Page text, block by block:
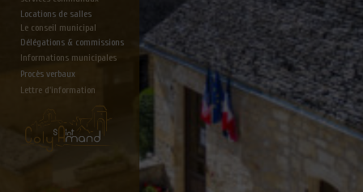
Locations de salles
Le conseil municipal
Délégations & commissions
Informations municipales
Lettre d'information
Procès verbaux